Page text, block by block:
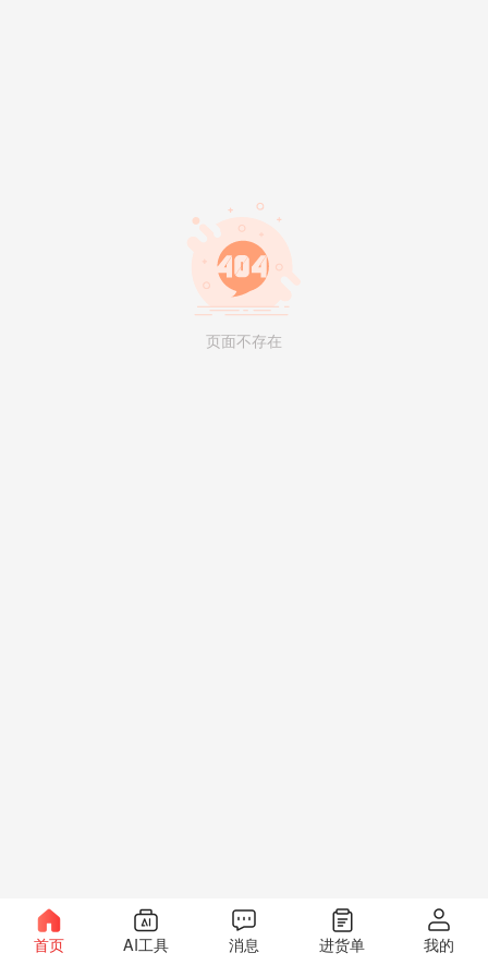
页面不存在
首页 AI工具 消息 进货单 我的